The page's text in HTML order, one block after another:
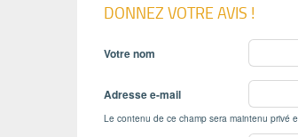
DONNEZ VOTRE AVIS !
Votre nom
Adresse e-mail
Le contenu de ce champ sera maintenu privé